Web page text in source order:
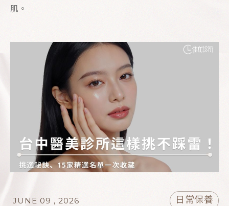
肌。
JUNE 09 , 2026 日常保養